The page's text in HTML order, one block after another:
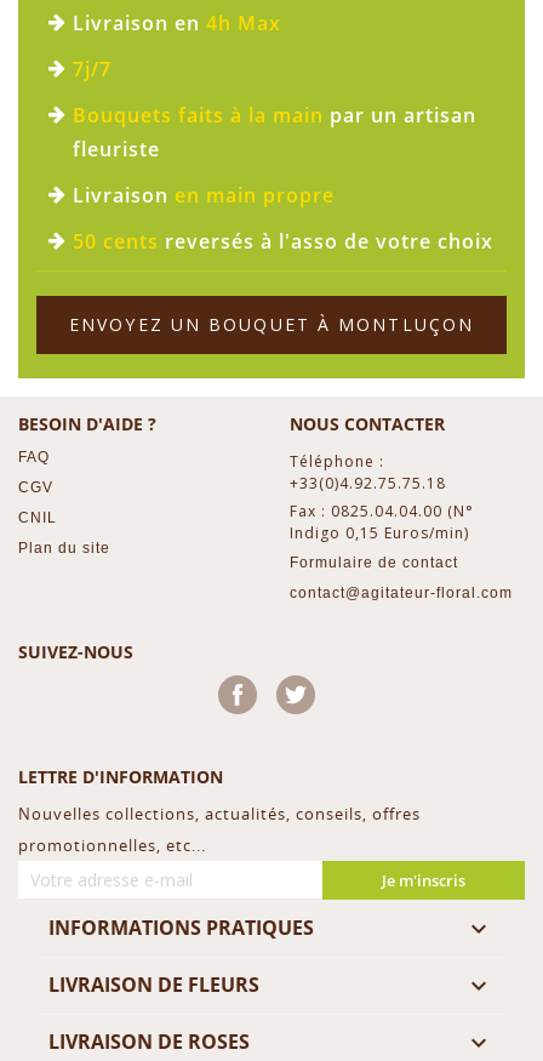
Livraison en 4h Max
7j/7
Bouquets faits à la main par un artisan
fleuriste
Livraison en main propre
50 cents reversés à l'asso de votre choix
ENVOYEZ UN BOUQUET À MONTLUÇON
BESOIN D'AIDE ?
FAQ
CGV
CNIL
Plan du site
NOUS CONTACTER
Téléphone :
+33(0)4.92.75.75.18
Fax : 0825.04.04.00 (N°
Indigo 0,15 Euros/min)
Formulaire de contact
contact@agitateur-floral.com
SUIVEZ-NOUS
Facebook
LETTRE D'INFORMATION
Nouvelles collections, actualités, conseils, offres
promotionnelles, etc...
Je m'inscris
INFORMATIONS PRATIQUES 
LIVRAISON DE FLEURS 
LIVRAISON DE ROSES 